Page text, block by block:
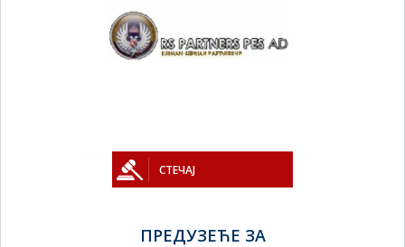
СТЕЧАЈ
ПРЕДУЗЕЋЕ ЗА